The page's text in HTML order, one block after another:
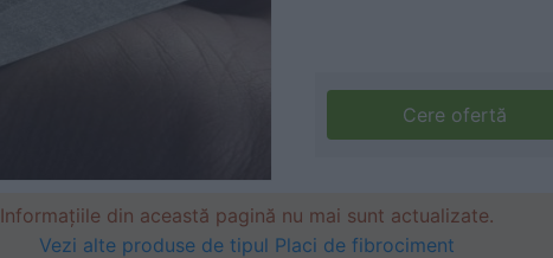
Cere ofertă
Informațiile din această pagină nu mai sunt actualizate.
Vezi alte produse de tipul Placi de fibrociment